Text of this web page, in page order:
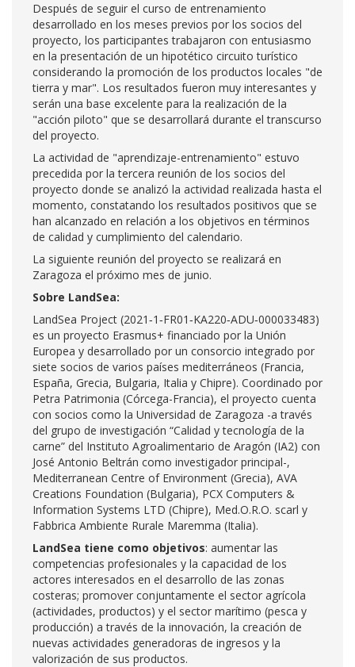
Después de seguir el curso de entrenamiento
desarrollado en los meses previos por los socios del
proyecto, los participantes trabajaron con entusiasmo
en la presentación de un hipotético circuito turístico
considerando la promoción de los productos locales "de
tierra y mar". Los resultados fueron muy interesantes y
serán una base excelente para la realización de la
"acción piloto" que se desarrollará durante el transcurso
del proyecto.
La actividad de "aprendizaje-entrenamiento" estuvo
precedida por la tercera reunión de los socios del
proyecto donde se analizó la actividad realizada hasta el
momento, constatando los resultados positivos que se
han alcanzado en relación a los objetivos en términos
de calidad y cumplimiento del calendario.
La siguiente reunión del proyecto se realizará en
Zaragoza el próximo mes de junio.
Sobre LandSea:
LandSea Project (2021‐1‐FR01‐KA220‐ADU‐000033483)
es un proyecto Erasmus+ financiado por la Unión
Europea y desarrollado por un consorcio integrado por
siete socios de varios países mediterráneos (Francia,
España, Grecia, Bulgaria, Italia y Chipre). Coordinado por
Petra Patrimonia (Córcega-Francia), el proyecto cuenta
con socios como la Universidad de Zaragoza -a través
del grupo de investigación “Calidad y tecnología de la
carne” del Instituto Agroalimentario de Aragón (IA2) con
José Antonio Beltrán como investigador principal-,
Mediterranean Centre of Environment (Grecia), AVA
Creations Foundation (Bulgaria), PCX Computers &
Information Systems LTD (Chipre), Med.O.R.O. scarl y
Fabbrica Ambiente Rurale Maremma (Italia).
LandSea tiene como objetivos: aumentar las
competencias profesionales y la capacidad de los
actores interesados en el desarrollo de las zonas
costeras; promover conjuntamente el sector agrícola
(actividades, productos) y el sector marítimo (pesca y
producción) a través de la innovación, la creación de
nuevas actividades generadoras de ingresos y la
valorización de sus productos.